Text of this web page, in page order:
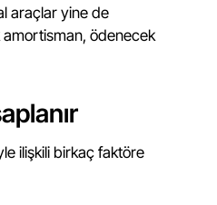
araçlar yine de
ödenecek
ilişkili birkaç faktöre